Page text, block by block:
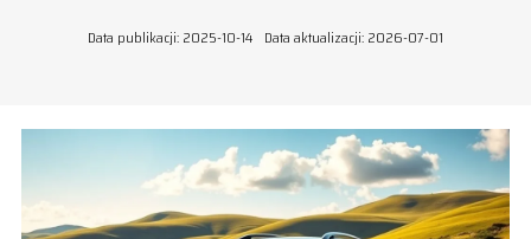
Data publikacji: 2025-10-14 Data aktualizacji: 2026-07-01